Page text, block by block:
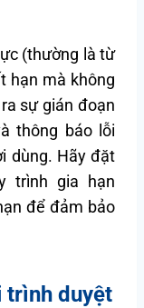
(thường là từ
hạn mà không
sự gián đoạn
thông báo lỗi
dùng. Hãy đặt
trình gia hạn
để đảm bảo
trình duyệt